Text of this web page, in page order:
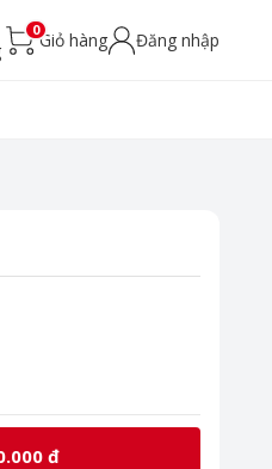
0Giỏ hàng Đăng nhập
đ